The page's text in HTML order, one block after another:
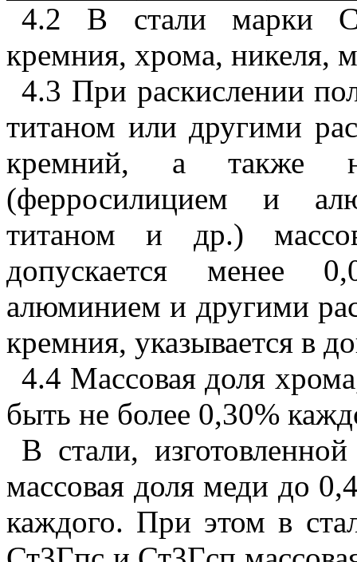
4.2 В стали марки
кремния, хрома, никеля,
4.3 При раскислении
титаном или другими
кремний, а также
(ферросилицием и
титаном и др.)
допускается менее
алюминием и другими
кремния, указывается в
4.4 Массовая доля
быть не более 0,30%
В стали,
массовая доля меди до
каждого. При этом в